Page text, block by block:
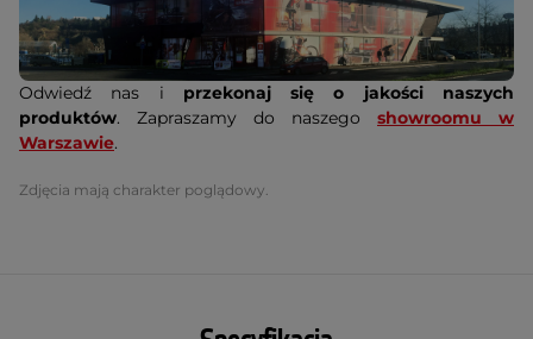
Odwiedź nas i przekonaj się o jakości naszych
produktów. Zapraszamy do naszego showroomu w
Warszawie.
Zdjęcia mają charakter poglądowy.